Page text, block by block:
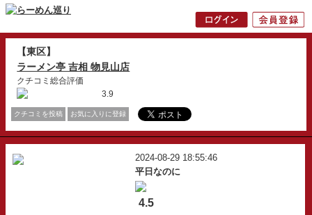
【東区】
ラーメン亭 吉相 物見山店
クチコミ総合評価
3.9
クチコミを投稿 お気に入りに登録
2024-08-29 18:55:46
平日なのに
4.5